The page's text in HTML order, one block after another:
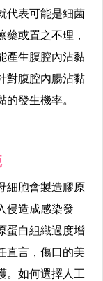
代表可能是細菌
或置之不理，
產生腹腔內沾黏
對腹腔內腸沾黏
發生機率。
細胞會製造膠原
侵造成感染發
蛋白組織過度增
直言，傷口的美
。如何選擇人工